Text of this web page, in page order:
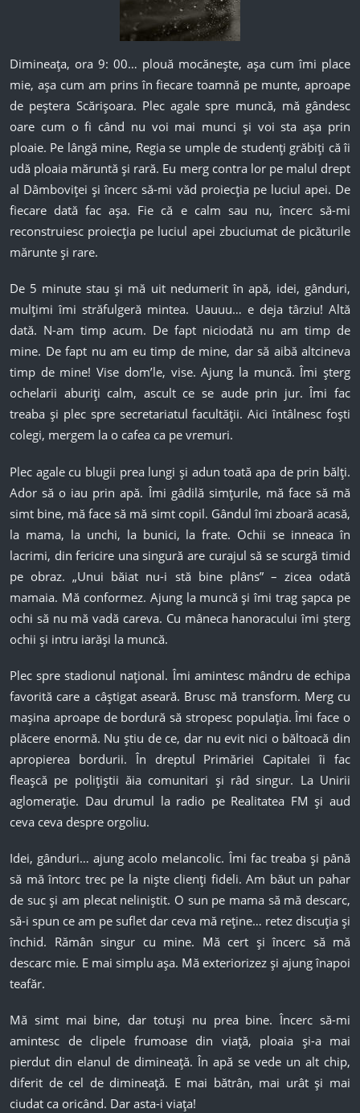
Dimineața, ora 9: 00… plouă mocănește, așa cum îmi place
mie, așa cum am prins în fiecare toamnă pe munte, aproape
de peștera Scărișoara. Plec agale spre muncă, mă gândesc
oare cum o fi când nu voi mai munci și voi sta așa prin
ploaie. Pe lângă mine, Regia se umple de studenți grăbiți că îi
udă ploaia măruntă și rară. Eu merg contra lor pe malul drept
al Dâmboviței și încerc să-mi văd proiecția pe luciul apei. De
fiecare dată fac așa. Fie că e calm sau nu, încerc să-mi
reconstruiesc proiecția pe luciul apei zbuciumat de picăturile
mărunte și rare.
De 5 minute stau și mă uit nedumerit în apă, idei, gânduri,
mulțimi îmi străfulgeră mintea. Uauuu… e deja târziu! Altă
dată. N-am timp acum. De fapt niciodată nu am timp de
mine. De fapt nu am eu timp de mine, dar să aibă altcineva
timp de mine! Vise dom’le, vise. Ajung la muncă. Îmi șterg
ochelarii aburiți calm, ascult ce se aude prin jur. Îmi fac
treaba și plec spre secretariatul facultății. Aici întâlnesc foști
colegi, mergem la o cafea ca pe vremuri.
Plec agale cu blugii prea lungi și adun toată apa de prin bălți.
Ador să o iau prin apă. Îmi gâdilă simțurile, mă face să mă
simt bine, mă face să mă simt copil. Gândul îmi zboară acasă,
la mama, la unchi, la bunici, la frate. Ochii se inneaca în
lacrimi, din fericire una singură are curajul să se scurgă timid
pe obraz. „Unui băiat nu-i stă bine plâns” – zicea odată
mamaia. Mă conformez. Ajung la muncă și îmi trag șapca pe
ochi să nu mă vadă careva. Cu mâneca hanoracului îmi șterg
ochii și intru iarăși la muncă.
Plec spre stadionul național. Îmi amintesc mândru de echipa
favorită care a câștigat aseară. Brusc mă transform. Merg cu
mașina aproape de bordură să stropesc populația. Îmi face o
plăcere enormă. Nu știu de ce, dar nu evit nici o băltoacă din
apropierea bordurii. În dreptul Primăriei Capitalei îi fac
fleașcă pe polițiștii ăia comunitari și râd singur. La Unirii
aglomerație. Dau drumul la radio pe Realitatea FM și aud
ceva ceva despre orgoliu.
Idei, gânduri… ajung acolo melancolic. Îmi fac treaba și până
să mă întorc trec pe la niște clienți fideli. Am băut un pahar
de suc și am plecat neliniștit. O sun pe mama să mă descarc,
să-i spun ce am pe suflet dar ceva mă reține… retez discuția și
închid. Rămân singur cu mine. Mă cert și încerc să mă
descarc mie. E mai simplu așa. Mă exteriorizez și ajung înapoi
teafăr.
Mă simt mai bine, dar totuși nu prea bine. Încerc să-mi
amintesc de clipele frumoase din viață, ploaia și-a mai
pierdut din elanul de dimineață. În apă se vede un alt chip,
diferit de cel de dimineață. E mai bătrân, mai urât și mai
ciudat ca oricând. Dar asta-i viața!